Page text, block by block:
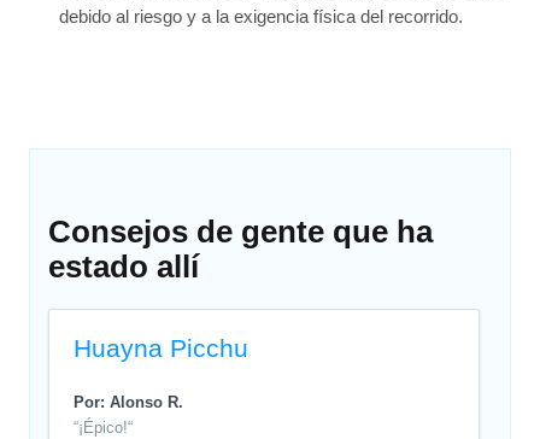
debido al riesgo y a la exigencia física del recorrido.
Consejos de gente que ha
estado allí
Huayna Picchu
Por: Alonso R.
“¡Épico!“